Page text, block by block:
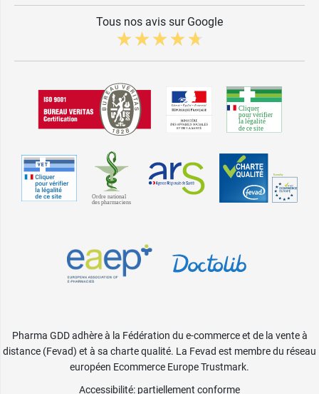
Tous nos avis sur Google
Pharma GDD adhère à la Fédération du e-commerce et de la vente à
distance (Fevad) et à sa charte qualité. La Fevad est membre du réseau
européen Ecommerce Europe Trustmark.
Accessibilité: partiellement conforme